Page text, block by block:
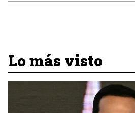
Lo más visto